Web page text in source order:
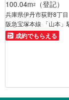
100.04m2 （登記）
兵庫県伊丹市荻野8丁目
阪急宝塚本線 「山本」
成約でもらえる